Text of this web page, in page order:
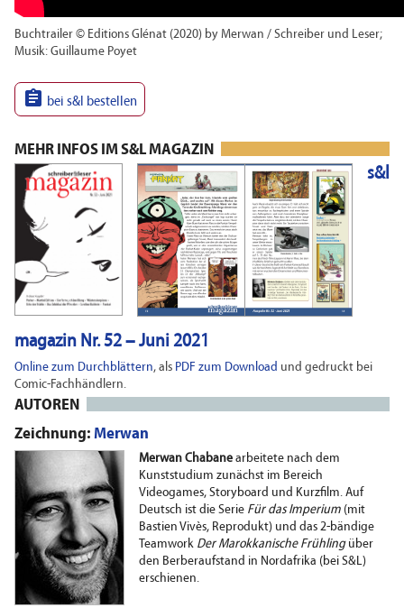
Buchtrailer © Editions Glénat (2020) by Merwan / Schreiber und Leser;
Musik: Guillaume Poyet
 bei s&l bestellen
MEHR INFOS IM S&L MAGAZIN
s&l
magazin Nr. 52 – Juni 2021
Online zum Durchblättern, als PDF zum Download und gedruckt bei
Comic-Fachhändlern.
AUTOREN
Zeichnung: Merwan
Merwan Chabane arbeitete nach dem
Kunststudium zunächst im Bereich
Videogames, Storyboard und Kurzfilm. Auf
Deutsch ist die Serie Für das Imperium (mit
Bastien Vivès, Reprodukt) und das 2-bändige
Teamwork Der Marokkanische Frühlingüber
den Berberaufstand in Nordafrika (bei S&L)
erschienen.